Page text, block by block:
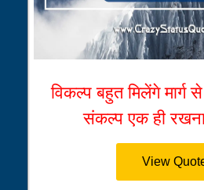
विकल्प बहुत मिलेंगे
संकल्प एक ही
View